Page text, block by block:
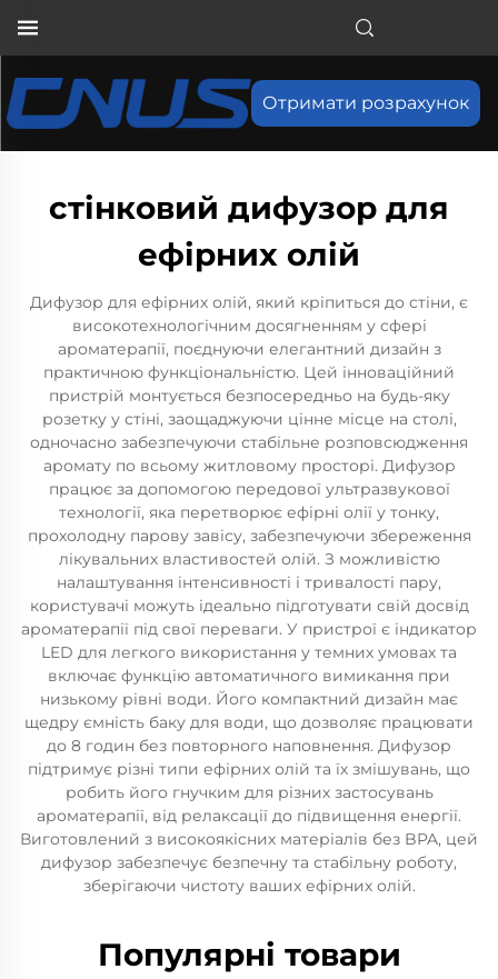
Отримати розрахунок
стінковий дифузор для
ефірних олій
Дифузор для ефірних олій, який кріпиться до стіни, є
високотехнологічним досягненням у сфері
ароматерапії, поєднуючи елегантний дизайн з
практичною функціональністю. Цей інноваційний
пристрій монтується безпосередньо на будь-яку
розетку у стіні, заощаджуючи цінне місце на столі,
одночасно забезпечуючи стабільне розповсюдження
аромату по всьому житловому просторі. Дифузор
працює за допомогою передової ультразвукової
технології, яка перетворює ефірні олії у тонку,
прохолодну парову завісу, забезпечуючи збереження
лікувальних властивостей олій. З можливістю
налаштування інтенсивності і тривалості пару,
користувачі можуть ідеально підготувати свій досвід
ароматерапії під свої переваги. У пристрої є індикатор
LED для легкого використання у темних умовах та
включає функцію автоматичного вимикання при
низькому рівні води. Його компактний дизайн має
щедру ємність баку для води, що дозволяє працювати
до 8 годин без повторного наповнення. Дифузор
підтримує різні типи ефірних олій та їх змішувань, що
робить його гнучким для різних застосувань
ароматерапії, від релаксації до підвищення енергії.
Виготовлений з високоякісних матеріалів без BPA, цей
дифузор забезпечує безпечну та стабільну роботу,
зберігаючи чистоту ваших ефірних олій.
Популярні товари